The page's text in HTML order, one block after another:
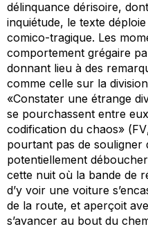
délinquance dérisoire,
inquiétude, le texte
comico-tragique. Les
comportement grégaire
donnant lieu à des
comme celle sur la
«Constater une étrange
se pourchassent entre
codification du chaos» (FV
pourtant pas de souligner
potentiellement
cette nuit où la bande de
d’y voir une voiture
de la route, et aperçoit
s’avancer au bout du